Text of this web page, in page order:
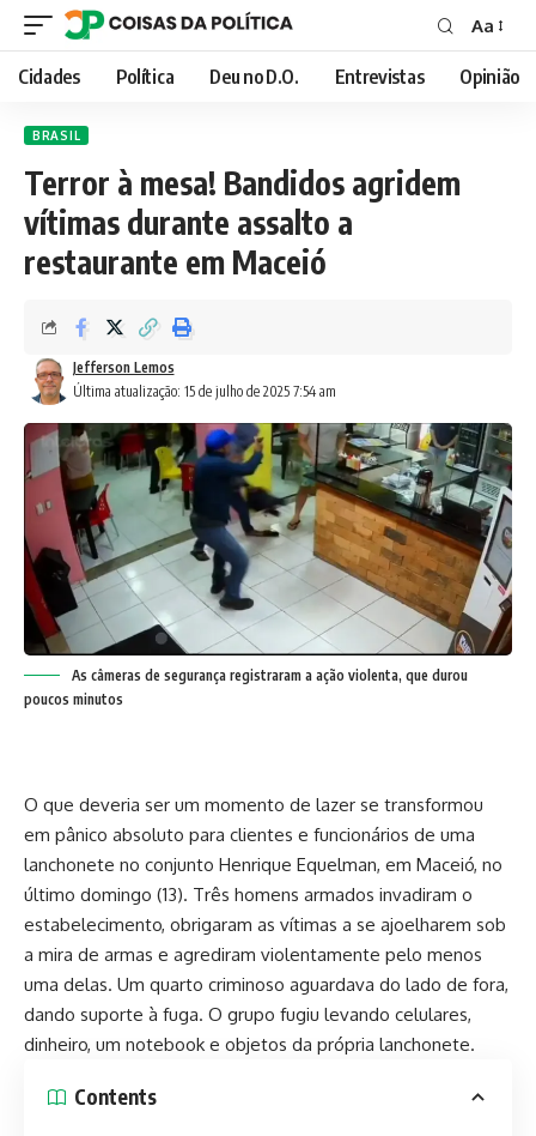
Font
Resizer
Aa
Cidades Política Deu no D.O. Entrevistas Opinião
BRASIL
Terror à mesa! Bandidos agridem
vítimas durante assalto a
restaurante em Maceió
Última atualização: 15 de julho de 2025 7:54 am
Jefferson Lemos
As câmeras de segurança registraram a ação violenta, que durou
poucos minutos
O que deveria ser um momento de lazer se transformou
em pânico absoluto para clientes e funcionários de uma
lanchonete no conjunto Henrique Equelman, em Maceió, no
último domingo (13). Três homens armados invadiram o
estabelecimento, obrigaram as vítimas a se ajoelharem sob
a mira de armas e agrediram violentamente pelo menos
uma delas. Um quarto criminoso aguardava do lado de fora,
dando suporte à fuga. O grupo fugiu levando celulares,
dinheiro, um notebook e objetos da própria lanchonete.
Contents